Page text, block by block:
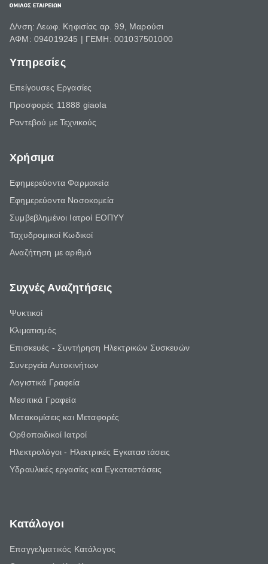
Δ/νση: Λεωφ. Κηφισίας αρ. 99, Μαρούσι
ΑΦΜ: 094019245 | ΓΕΜΗ: 001037501000
Υπηρεσίες
Επείγουσες Εργασίες
Προσφορές 11888 giaola
Ραντεβού με Τεχνικούς
Χρήσιμα
Εφημερεύοντα Φαρμακεία
Εφημερεύοντα Νοσοκομεία
Συμβεβλημένοι Ιατροί ΕΟΠΥΥ
Ταχυδρομικοί Κωδικοί
Αναζήτηση με αριθμό
Συχνές Αναζητήσεις
Ψυκτικοί
Κλιματισμός
Επισκευές - Συντήρηση Ηλεκτρικών Συσκευών
Συνεργεία Αυτοκινήτων
Λογιστικά Γραφεία
Μεσιτικά Γραφεία
Μετακομίσεις και Μεταφορές
Ορθοπαιδικοί Ιατροί
Ηλεκτρολόγοι - Ηλεκτρικές Εγκαταστάσεις
Υδραυλικές εργασίες και Εγκαταστάσεις
Κατάλογοι
Επαγγελματικός Κατάλογος